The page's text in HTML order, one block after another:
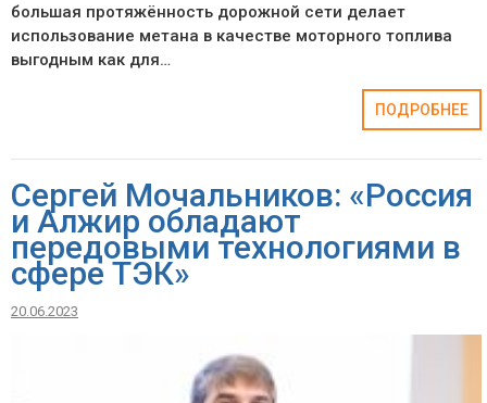
большая протяжённость дорожной сети делает
использование метана в качестве моторного топлива
выгодным как для…
ПОДРОБНЕЕ
Сергей Мочальников: «Россия
и Алжир обладают
передовыми технологиями в
сфере ТЭК»
20.06.2023